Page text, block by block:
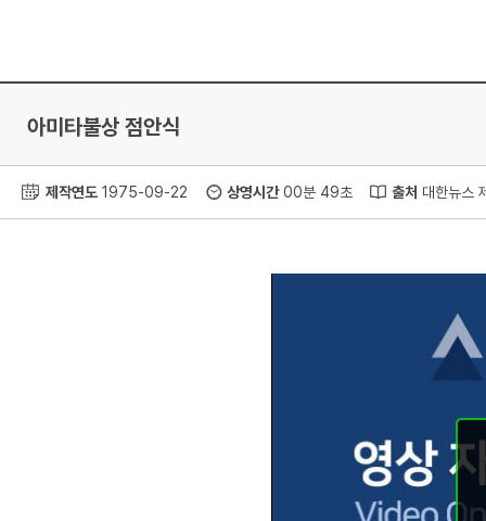
아미타불상 점안식
제작연도 1975-09-22 상영시간00분 49초 출처 대한뉴스